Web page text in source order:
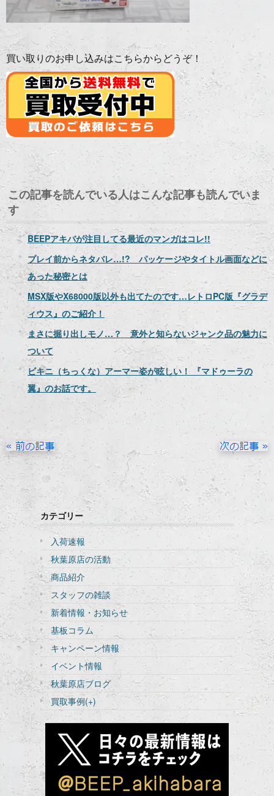
買い取りのお申し込みはこちらからどうぞ！
この記事を読んでいる人はこんな記事も読んでいま
す
BEEPアキバが注目してる最近のマンガはコレ!!
プレイ前からネタバレ…!? パッケージやタイトル画面などに
あった秘密とは
MSX版やX68000版以外も出てたのです…レトロPC版『グラデ
ィウス』のご紹介！
まさに掘り出しモノ…？ 意外と知らないジャンク品の魅力に
ついて
ビキニ（ちっくな）アーマー姿が眩しい！ 『マドゥーラの
翼』のお話です。
カテゴリー
入荷速報
秋葉原店の活動
商品紹介
スタッフの雑談
新着情報・お知らせ
基板コラム
キャンペーン情報
イベント情報
秋葉原店ブログ
買取事例(+)